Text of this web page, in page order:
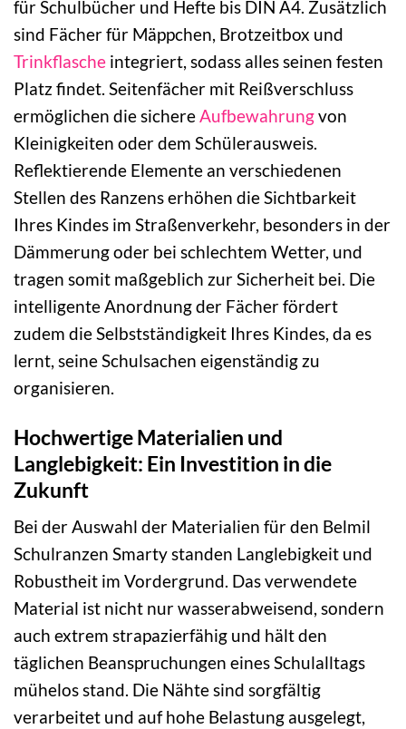
für Schulbücher und Hefte bis DIN A4. Zusätzlich
sind Fächer für Mäppchen, Brotzeitbox und
Trinkflasche integriert, sodass alles seinen festen
Platz findet. Seitenfächer mit Reißverschluss
ermöglichen die sichereAufbewahrungvon
Kleinigkeiten oder dem Schülerausweis.
Reflektierende Elemente an verschiedenen
Stellen des Ranzens erhöhen die Sichtbarkeit
Ihres Kindes im Straßenverkehr, besonders in der
Dämmerung oder bei schlechtem Wetter, und
tragen somit maßgeblich zur Sicherheit bei. Die
intelligente Anordnung der Fächer fördert
zudem die Selbstständigkeit Ihres Kindes, da es
lernt, seine Schulsachen eigenständig zu
organisieren.
Hochwertige Materialien und
Langlebigkeit: Ein Investition in die
Zukunft
Bei der Auswahl der Materialien für den Belmil
Schulranzen Smarty standen Langlebigkeit und
Robustheit im Vordergrund. Das verwendete
Material ist nicht nur wasserabweisend, sondern
auch extrem strapazierfähig und hält den
täglichen Beanspruchungen eines Schulalltags
mühelos stand. Die Nähte sind sorgfältig
verarbeitet und auf hohe Belastung ausgelegt,